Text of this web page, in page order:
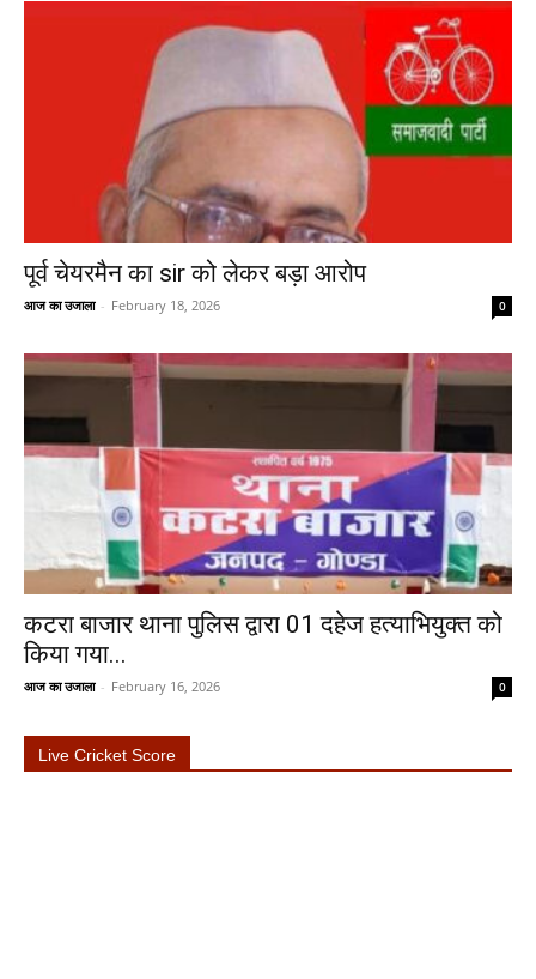
पूर्व चेयरमैन का sir को लेकर बड़ा आरोप
आज का उजाला - February 18, 2026 0
कटरा बाजार थाना पुलिस द्वारा 01 दहेज हत्याभियुक्त को
किया गया...
आज का उजाला - February 16, 2026 0
Live Cricket Score